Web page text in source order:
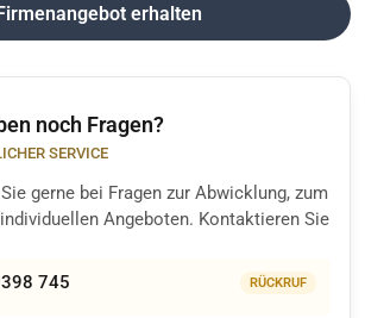
erhalten
noch Fragen?
SERVICE
gerne bei Fragen zur Abwicklung, zum
Angeboten. Kontaktieren Sie
745
RÜCKRUF